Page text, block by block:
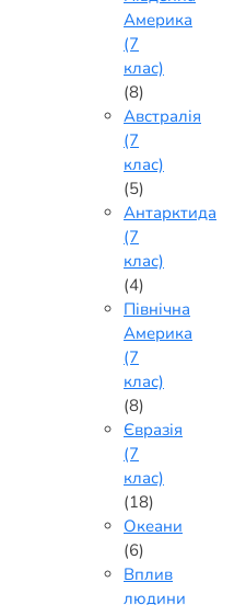
Америка
(7
клас)
(8)
Австралія
(7
клас)
(5)
Антарктида
(7
клас)
(4)
Північна
Америка
(7
клас)
(8)
Євразія
(7
клас)
(18)
Океани
(6)
Вплив
людини